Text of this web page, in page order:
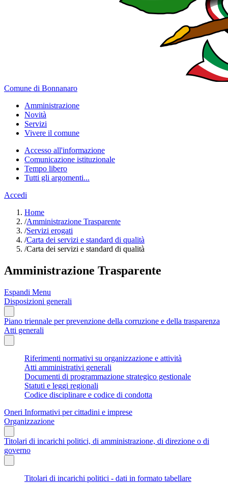
Comune di Bonnanaro
Amministrazione
Novità
Servizi
Vivere il comune
Accesso all'informazione
Comunicazione istituzionale
Tempo libero
Tutti gli argomenti...
Accedi
Home
/Amministrazione Trasparente
/Servizi erogati
/Carta dei servizi e standard di qualità
/Carta dei servizi e standard di qualità
Amministrazione Trasparente
Espandi Menu
Disposizioni generali
Piano triennale per prevenzione della corruzione e della trasparenza
Atti generali
Riferimenti normativi su organizzazione e attività
Atti amministrativi generali
Documenti di programmazione strategico gestionale
Statuti e leggi regionali
Codice disciplinare e codice di condotta
Oneri Informativi per cittadini e imprese
Organizzazione
Titolari di incarichi politici, di amministrazione, di direzione o di
governo
Titolari di incarichi politici - dati in formato tabellare